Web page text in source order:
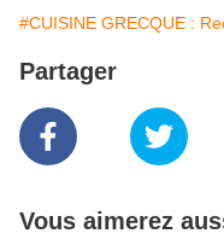
#CUISINE GRECQUE :
Partager
Vous aimerez